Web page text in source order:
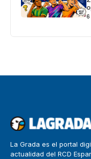
6
La Grada es el portal
actualidad del RCD